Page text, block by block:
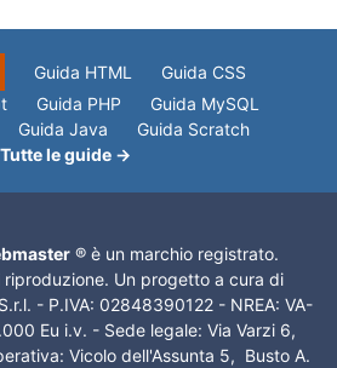
Guida HTML
Guida CSS
Guida PHP
Guida MySQL
Guida Java
Guida Scratch
Tutte le guide →
® è un marchio registrato.
Un progetto a cura di
- P.IVA: 02848390122 - NREA: VA-
Eu i.v. - Sede legale: Via Varzi 6,
Vicolo dell'Assunta 5, Busto A.